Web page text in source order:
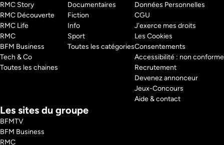
RMC Story
RMC Découverte
RMC Life
RMC
BFM Business
Tech & Co
Toutes les chaines
Documentaires
Fiction
Info
Sport
Toutes les catégories
Données Personnelles
CGU
J'exerce mes droits
Les Cookies
Consentements
Accessibilité : non conforme
Recrutement
Devenez annonceur
Jeux-Concours
Aide & contact
Les sites du groupe
BFMTV
BFM Business
RMC